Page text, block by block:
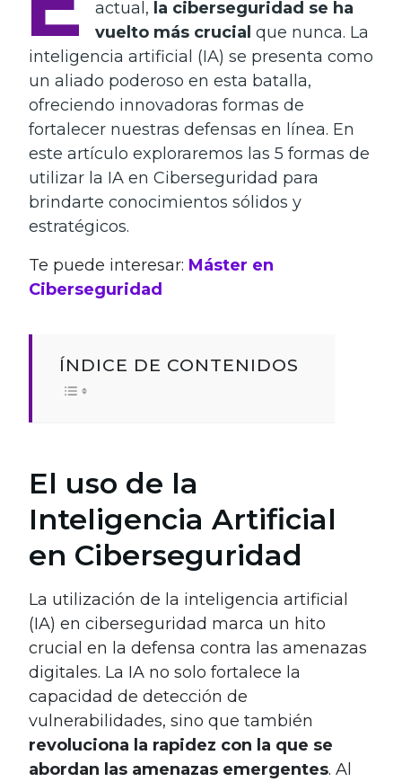
actual, la ciberseguridad se ha
vuelto más crucial que nunca. La
inteligencia artificial (IA) se presenta como
un aliado poderoso en esta batalla,
ofreciendo innovadoras formas de
fortalecer nuestras defensas en línea. En
este artículo exploraremos las 5 formas de
utilizar la IA en Ciberseguridad para
brindarte conocimientos sólidos y
estratégicos.
Te puede interesar: Máster en
Ciberseguridad
ÍNDICE DE CONTENIDOS
El uso de la
Inteligencia Artificial
en Ciberseguridad
La utilización de la inteligencia artificial
(IA) en ciberseguridad marca un hito
crucial en la defensa contra las amenazas
digitales. La IA no solo fortalece la
capacidad de detección de
vulnerabilidades, sino que también
revoluciona la rapidez con la que se
abordan las amenazas emergentes. Al